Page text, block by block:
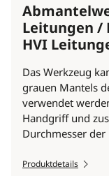
Leitungen /
HVI
Das Werkzeug
grauen Mantels
verwendet
Handgriff und
Durchmesser der
Produktdetails